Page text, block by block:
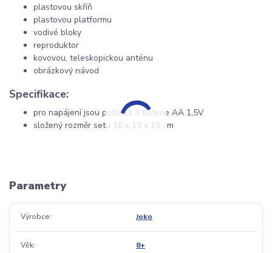
plastovou skříň
plastovou platformu
vodivé bloky
reproduktor
kovovou, teleskopickou anténu
obrázkový návod
Specifikace:
pro napájení jsou potřeba 3 baterie AA 1,5V
složený rozměr setu 16 x 13 x 15 cm
Parametry
Výrobce Joko
Věk 8+